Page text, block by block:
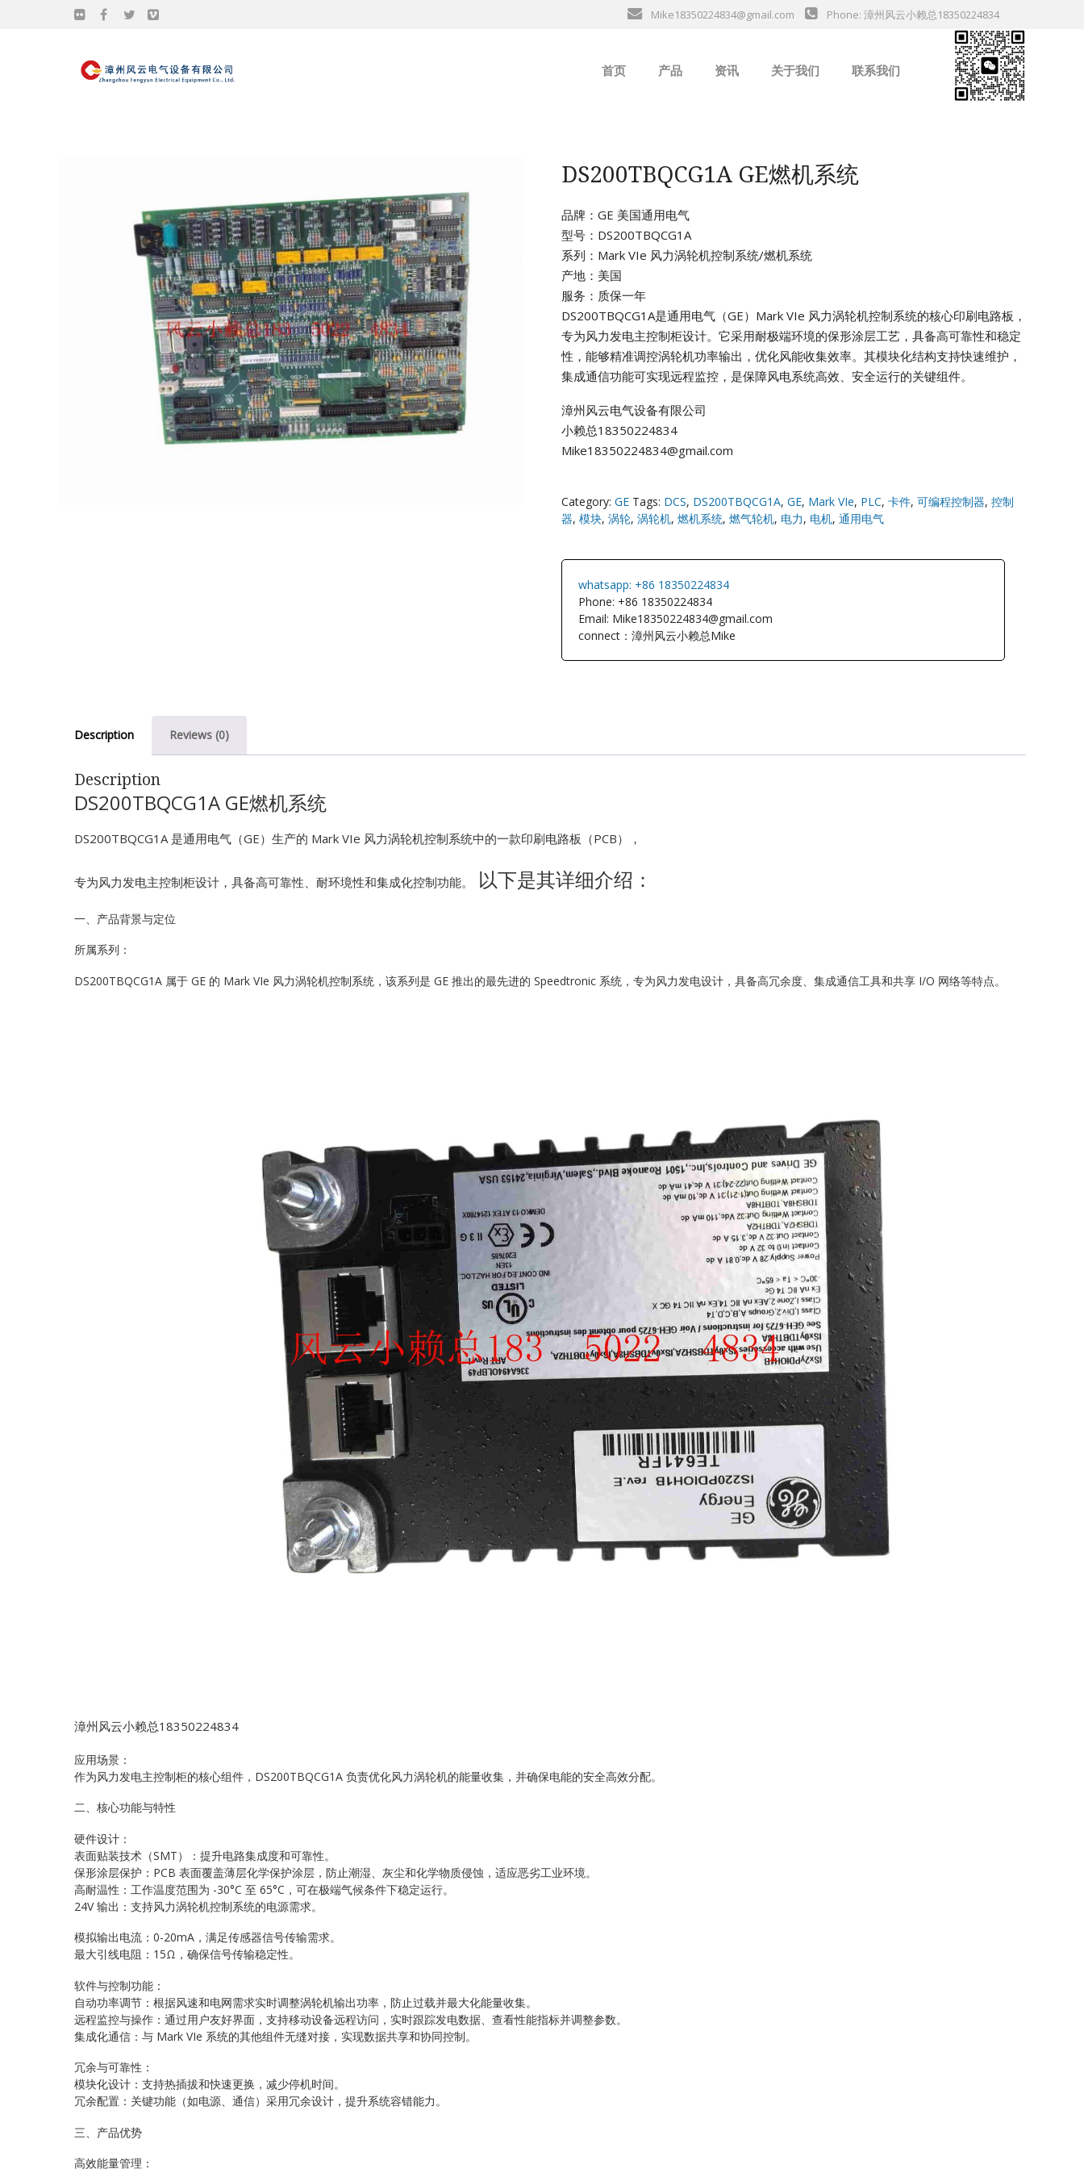
Mike18350224834@gmail.com Phone: 漳州风云小赖总18350224834
首页 产品
EMERSON
AMAT
Bently Nevada
EATON
Enterasys
EPRO
FOXBORO
HIMA
Kawasaki
REXROTH
TRICONEX
Vibro-meter
WATLOW ANAFAZE
WOODWARD
资讯 关于我们 联系我们
DS200TBQCG1A GE燃机系统
品牌：GE 美国通用电气
型号：DS200TBQCG1A
系列：Mark VIe 风力涡轮机控制系统/燃机系统
产地：美国
服务：质保一年
DS200TBQCG1A是通用电气（GE）Mark VIe 风力涡轮机控制系统的核心印刷电路板，
专为风力发电主控制柜设计。它采用耐极端环境的保形涂层工艺，具备高可靠性和稳定
性，能够精准调控涡轮机功率输出，优化风能收集效率。其模块化结构支持快速维护，
集成通信功能可实现远程监控，是保障风电系统高效、安全运行的关键组件。
漳州风云电气设备有限公司
小赖总18350224834
Mike18350224834@gmail.com
Category: GE Tags: DCS, DS200TBQCG1A, GE, Mark VIe, PLC, 卡件, 可编程控制器, 控制
器, 模块, 涡轮, 涡轮机, 燃机系统, 燃气轮机, 电力, 电机, 通用电气
whatsapp: +86 18350224834
Phone: +86 18350224834
Email: Mike18350224834@gmail.com
connect：漳州风云小赖总Mike
Description Reviews (0)
Description
DS200TBQCG1A GE燃机系统
DS200TBQCG1A 是通用电气（GE）生产的 Mark VIe 风力涡轮机控制系统中的一款印刷电路板（PCB），
专为风力发电主控制柜设计，具备高可靠性、耐环境性和集成化控制功能。 以下是其详细介绍：
一、产品背景与定位
所属系列：
DS200TBQCG1A 属于 GE 的 Mark VIe 风力涡轮机控制系统，该系列是 GE 推出的最先进的 Speedtronic 系统，专为风力发电设计，具备高冗余度、集成通信工具和共享 I/O 网络等特点。
漳州风云小赖总18350224834
应用场景：
作为风力发电主控制柜的核心组件，DS200TBQCG1A 负责优化风力涡轮机的能量收集，并确保电能的安全高效分配。
二、核心功能与特性
硬件设计：
表面贴装技术（SMT）：提升电路集成度和可靠性。
保形涂层保护：PCB 表面覆盖薄层化学保护涂层，防止潮湿、灰尘和化学物质侵蚀，适应恶劣工业环境。
高耐温性：工作温度范围为 -30°C 至 65°C，可在极端气候条件下稳定运行。
24V 输出：支持风力涡轮机控制系统的电源需求。
模拟输出电流：0-20mA，满足传感器信号传输需求。
最大引线电阻：15Ω，确保信号传输稳定性。
软件与控制功能：
自动功率调节：根据风速和电网需求实时调整涡轮机输出功率，防止过载并最大化能量收集。
远程监控与操作：通过用户友好界面，支持移动设备远程访问，实时跟踪发电数据、查看性能指标并调整参数。
集成化通信：与 Mark VIe 系统的其他组件无缝对接，实现数据共享和协同控制。
冗余与可靠性：
模块化设计：支持热插拔和快速更换，减少停机时间。
冗余配置：关键功能（如电源、通信）采用冗余设计，提升系统容错能力。
三、产品优势
高效能量管理：